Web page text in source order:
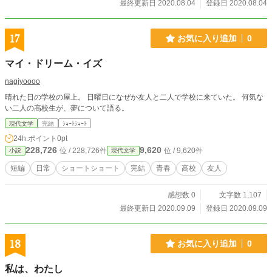
最終更新日 2020.08.04 登録日 2020.08.04
17 お気に入り追加 0
マイ・ドリーム・イズ
nagiyoooo
晴れた日の学校の屋上。 日曜日になぜか友人と二人で学校に来ていた。 何気な
い二人の高校生が、夢について語る。
現代文学 完結 ｼｮｰﾄｼｮｰﾄ
24h.ポイント 0pt
小説 228,726 位 / 228,726件 現代文学 9,620 位 / 9,620件
短編 日常 ショートショート 完結 青春 高校 友人
感想数 0
文字数 1,107
最終更新日 2020.09.09
登録日 2020.09.09
18 お気に入り追加 0
私は、わたし